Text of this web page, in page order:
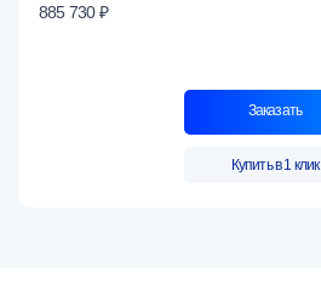
885 730 ₽
Заказать
Купить в 1 клик